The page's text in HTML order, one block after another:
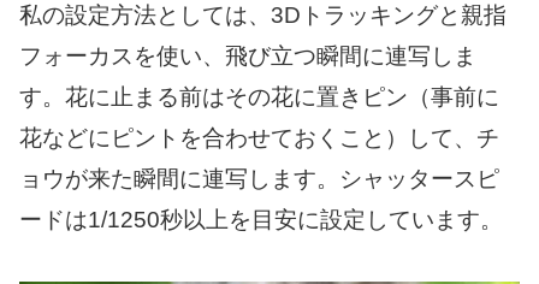
私の設定方法としては、3Dトラッキングと親指
フォーカスを使い、飛び立つ瞬間に連写しま
す。花に止まる前はその花に置きピン（事前に
花などにピントを合わせておくこと）して、チ
ョウが来た瞬間に連写します。シャッタースピ
ードは1/1250秒以上を目安に設定しています。